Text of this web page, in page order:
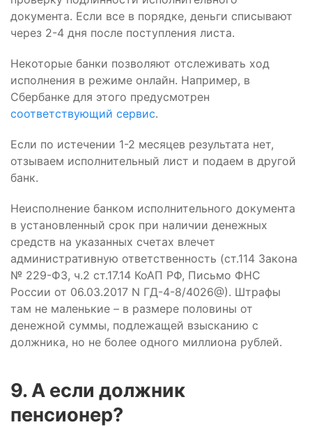
документа. Если все в порядке, деньги списывают
через 2-4 дня после поступления листа.
Некоторые банки позволяют отслеживать ход
исполнения в режиме онлайн. Например, в
Сбербанке для этого предусмотрен
соответствующий сервис.
Если по истечении 1-2 месяцев результата нет,
отзываем исполнительный лист и подаем в другой
банк.
Неисполнение банком исполнительного документа
в установленный срок при наличии денежных
средств на указанных счетах влечет
административную ответственность (ст.114 Закона
№ 229-ФЗ, ч.2 ст.17.14 КоАП РФ, Письмо ФНС
России от 06.03.2017 N ГД-4-8/4026@). Штрафы
там не маленькие – в размере половины от
денежной суммы, подлежащей взысканию с
должника, но не более одного миллиона рублей.
9. А если должник
пенсионер?